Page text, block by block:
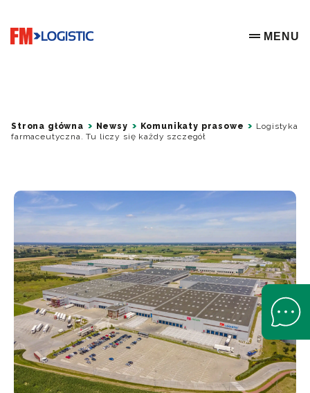
Go to home page
OPEN
MENU
Strona główna Newsy Komunikaty prasowe
Logistyka
farmaceutyczna. Tu liczy się każdy szczegół
Open